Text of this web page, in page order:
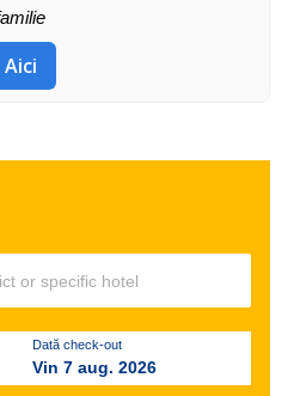
Aici
Dată check-out
Vin 7 aug. 2026